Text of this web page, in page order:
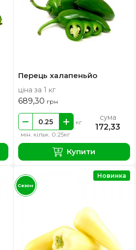
Перець халапеньйо
ціна за 1 кг
689,30 грн
мін. кільк. 0.25кг
кг сума
172,33
Купити
Новинка
Сезон